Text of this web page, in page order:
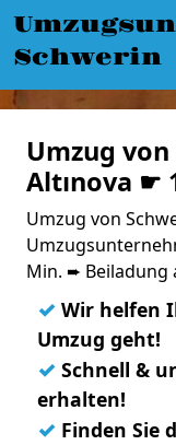
Schwerin
Umzug
Altınova ☛
Umzug von
Min. ➨ Beiladung
✓ Wir helfen
Umzug geht!
✓ Schnell &
erhalten!
✓ Finden Sie